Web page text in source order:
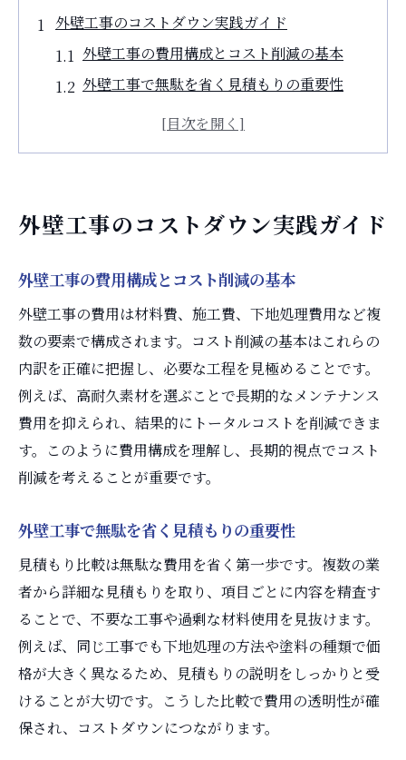
外壁工事のコストダウン実践ガイド
外壁工事の費用構成とコスト削減の基本
外壁工事で無駄を省く見積もりの重要性
知恵袋で話題の外壁工事節約アイデア集
費用を抑える外壁工事の知恵と工夫
外壁工事の費用を安く抑えるための工夫
外壁塗装をまだするなと言われる理由とは
外壁塗装の相場を知り賢く予算を立てる方
法
長持ちする外壁素材の選び方と工事のポイ
ント
外壁工事費用を抑えるための見積もり比較
助成金を活用した外壁工事の節約術
外壁工事で使える助成金の種類と申請手順
助成金を活用した外壁工事費用の節約事例
外壁工事の費用負担を減らす自治体サポー
ト
外壁塗装助成金の活用メリットと注意点
外壁工事費用と火災保険の併用可能性につ
外壁工事のコストダウン実践ガイド
外壁工事の費用構成とコスト削減の基本
外壁工事の費用は材料費、施工費、下地処理費用など複
数の要素で構成されます。コスト削減の基本はこれらの
内訳を正確に把握し、必要な工程を見極めることです。
例えば、高耐久素材を選ぶことで長期的なメンテナンス
費用を抑えられ、結果的にトータルコストを削減できま
す。このように費用構成を理解し、長期的視点でコスト
削減を考えることが重要です。
外壁工事で無駄を省く見積もりの重要性
見積もり比較は無駄な費用を省く第一歩です。複数の業
者から詳細な見積もりを取り、項目ごとに内容を精査す
ることで、不要な工事や過剰な材料使用を見抜けます。
例えば、同じ工事でも下地処理の方法や塗料の種類で価
格が大きく異なるため、見積もりの説明をしっかりと受
けることが大切です。こうした比較で費用の透明性が確
保され、コストダウンにつながります。